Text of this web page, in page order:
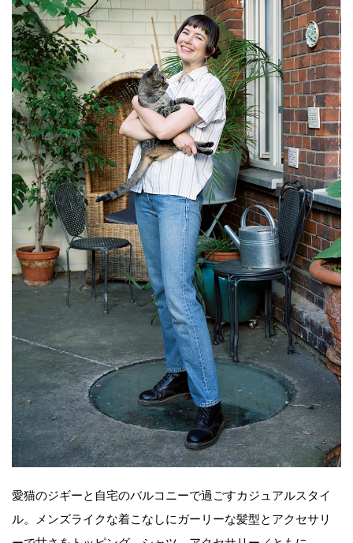
愛猫のジギーと自宅のバルコニーで過ごすカジュアルスタイ
ル。メンズライクな着こなしにガーリーな髪型とアクセサリ